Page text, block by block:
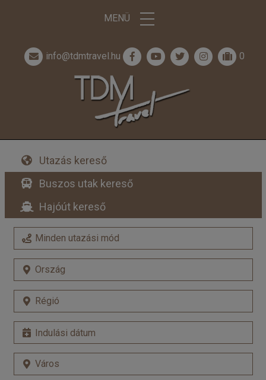
MENÜ
info@tdmtravel.hu 0
Utazás kereső
Buszos utak kereső
Hajóút kereső